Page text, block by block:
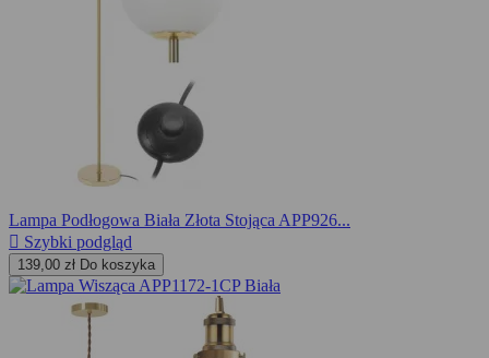
Lampa Podłogowa Biała Złota Stojąca APP926...
 Szybki podgląd
139,00 zł Do koszyka